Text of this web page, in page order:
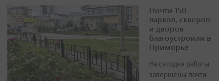
Почти 150
парков, скверов
и дворов
благоустроили в
Приморье
На сегодня работы
завершены почти